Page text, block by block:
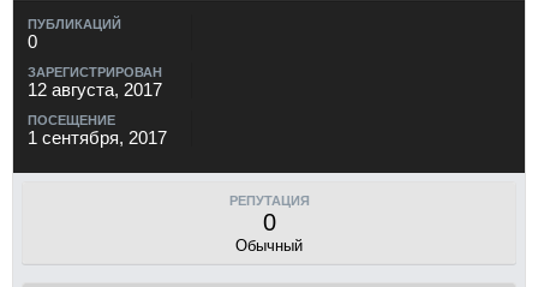
ПУБЛИКАЦИЙ
0
ЗАРЕГИСТРИРОВАН
12 августа, 2017
ПОСЕЩЕНИЕ
1 сентября, 2017
РЕПУТАЦИЯ
0
Обычный